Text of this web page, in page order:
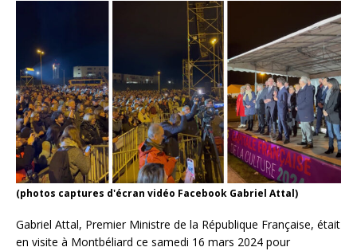
(photos captures d'écran vidéo Facebook Gabriel Attal)
Gabriel Attal, Premier Ministre de la République Française, était
en visite à Montbéliard ce samedi 16 mars 2024 pour